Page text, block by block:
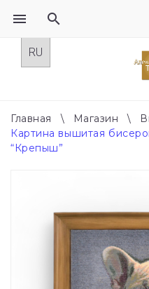
Главная \ Магазин \
Картина вышитая
“Крепыш”